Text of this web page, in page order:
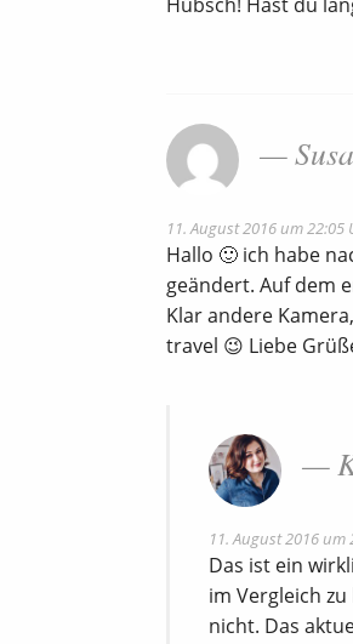
11. August 2016 um 22:05
Hallo 🙂 ich habe
geändert. Auf dem
Klar andere
travel 😉 Liebe
11. August 2016 um
Das ist ein
im Vergleich
nicht. Das